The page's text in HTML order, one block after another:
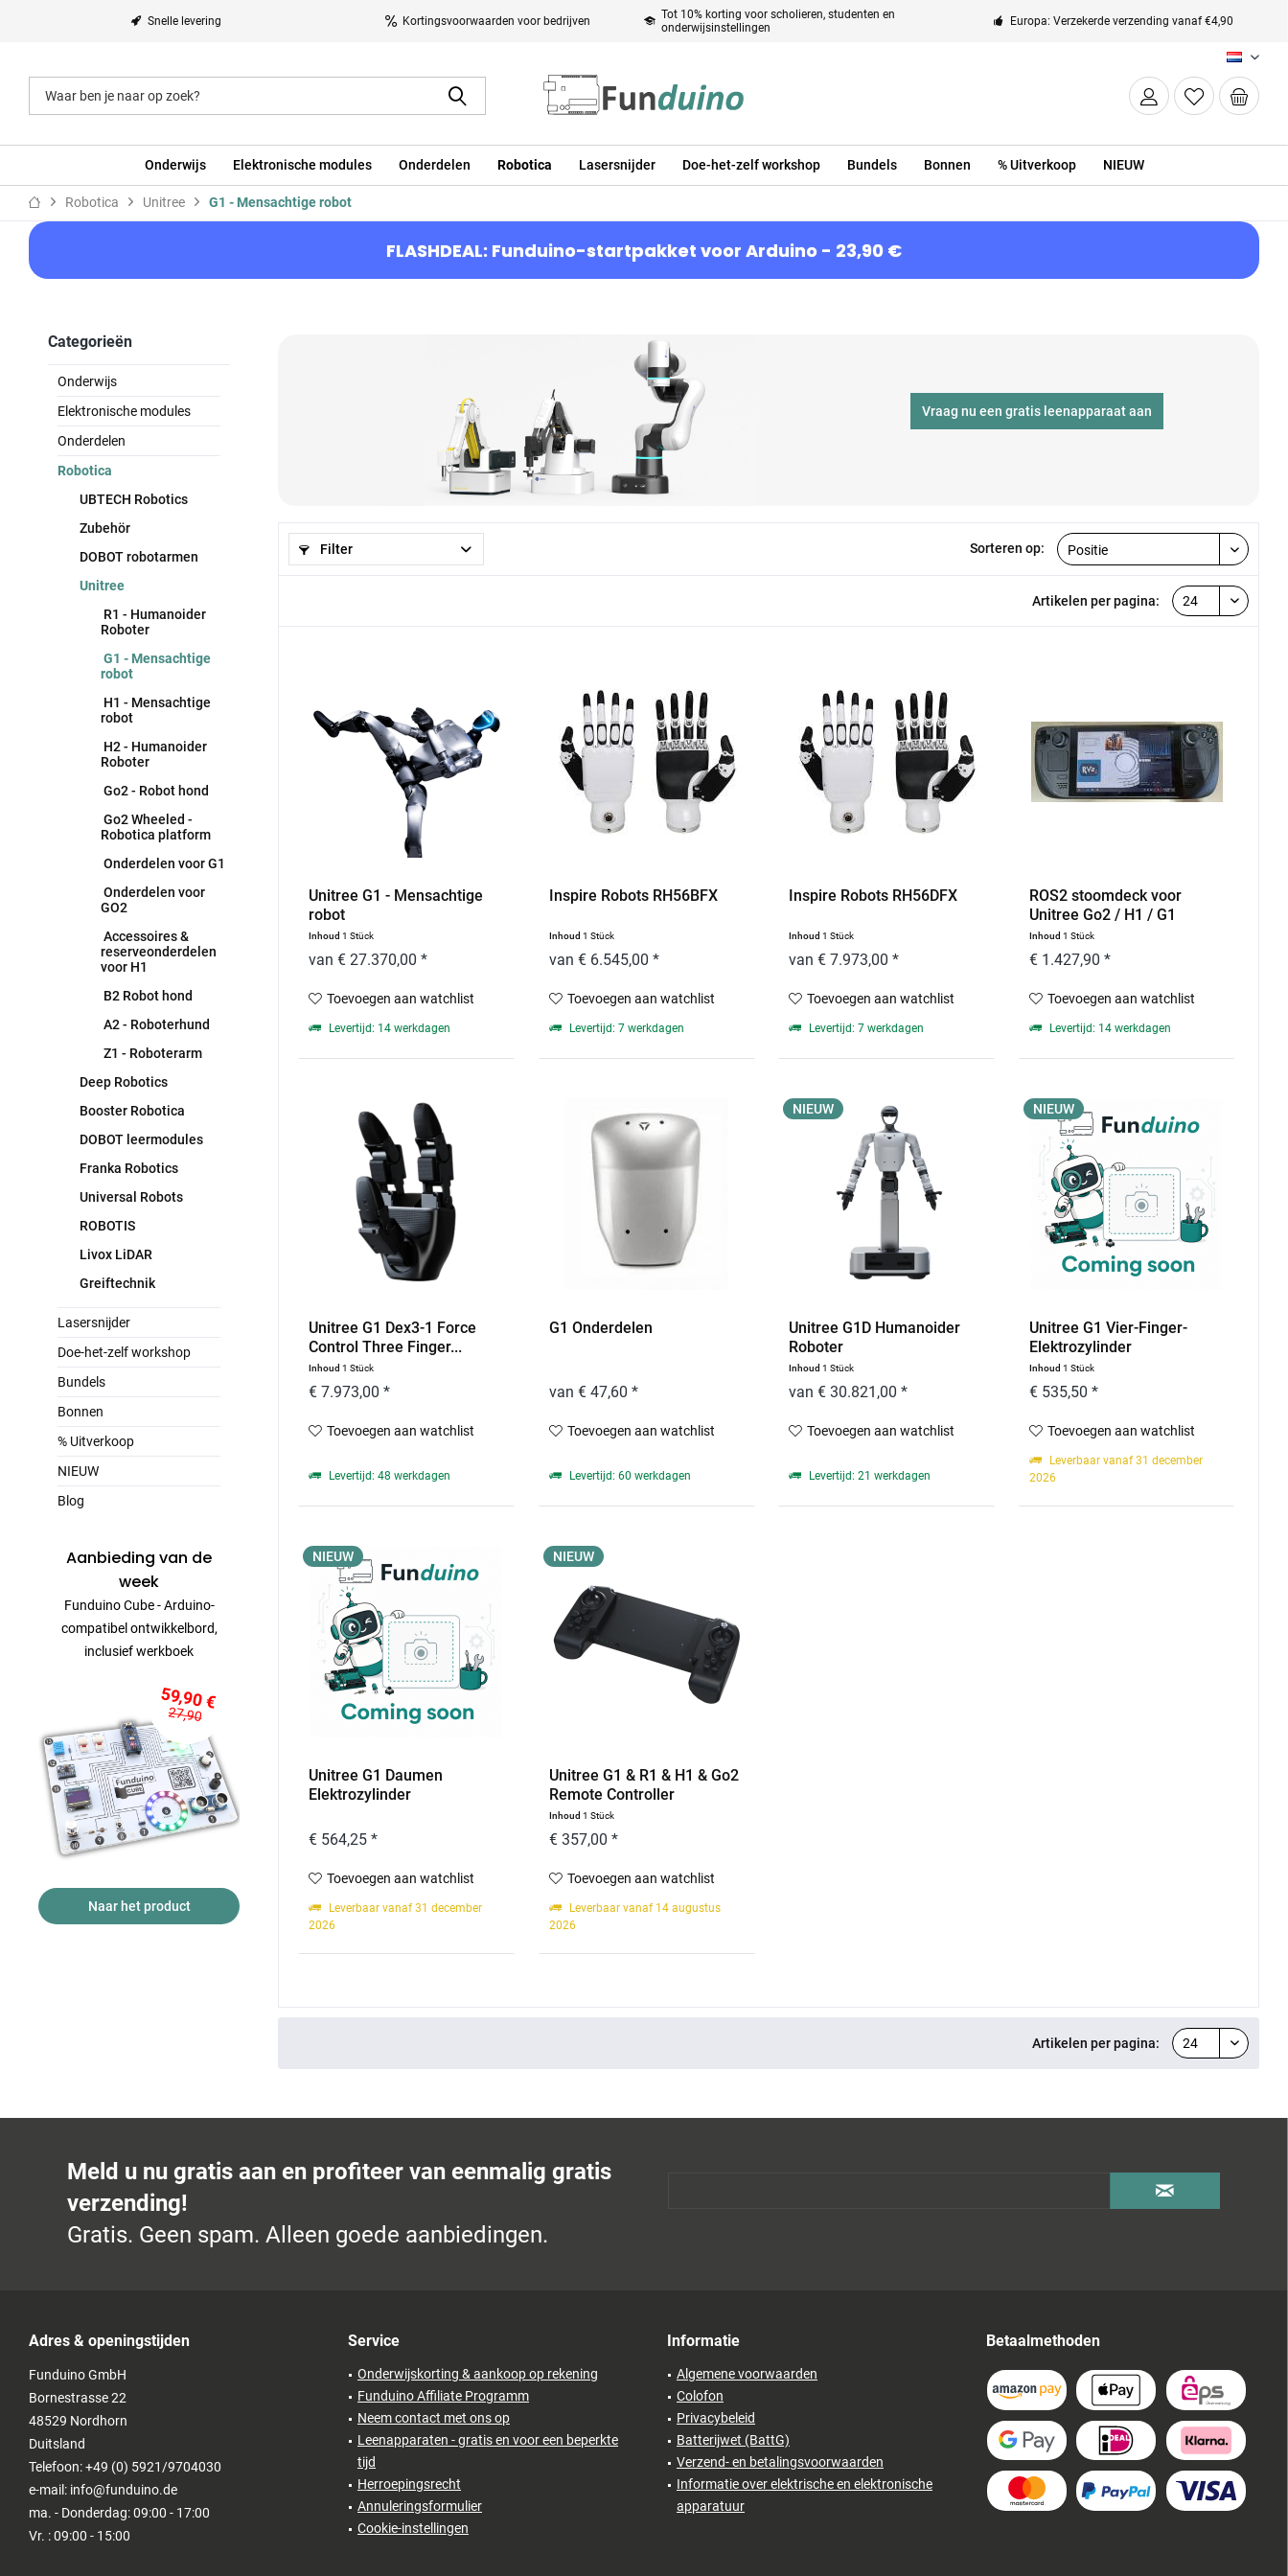
Snelle levering Kortingsvoorwaarden voor bedrijven
Tot 10% korting voor scholieren, studenten en
onderwijsinstellingen
Europa: Verzekerde verzending vanaf €4,90
NL
Onderwijs Elektronische modules Onderdelen Robotica Lasersnijder Doe-het-zelf workshop Bundels Bonnen % Uitverkoop NIEUW
Robotica Unitree G1 - Mensachtige robot
FLASHDEAL: Funduino-startpakket voor Arduino - 23,90 €
Categorieën
Onderwijs
Elektronische modules
Onderdelen
Robotica
UBTECH Robotics
Zubehör
DOBOT robotarmen
Unitree
R1 - Humanoider
Roboter
G1 - Mensachtige
robot
H1 - Mensachtige
robot
H2 - Humanoider
Roboter
Go2 - Robot hond
Go2 Wheeled -
Robotica platform
Onderdelen voor G1
Onderdelen voor
GO2
Accessoires &
reserveonderdelen
voor H1
B2 Robot hond
A2 - Roboterhund
Z1 - Roboterarm
Deep Robotics
Booster Robotica
DOBOT leermodules
Franka Robotics
Universal Robots
ROBOTIS
Livox LiDAR
Greiftechnik
Lasersnijder
Doe-het-zelf workshop
Bundels
Bonnen
% Uitverkoop
NIEUW
Blog
Aanbieding van de
week
Funduino Cube - Arduino-
compatibel ontwikkelbord,
inclusief werkboek
59,90 €
27,90
Naar het product
Vraag nu een gratis leenapparaat aan
Filter Sorteren op:
Artikelen per pagina:
Unitree G1 - Mensachtige
robot
Inhoud1 Stück
van € 27.370,00 *
Toevoegen aan watchlist
Levertijd: 14 werkdagen
Inspire Robots RH56BFX
Inhoud 1 Stück
van € 6.545,00 *
Toevoegen aan watchlist
Levertijd: 7 werkdagen
Inspire Robots RH56DFX
Inhoud1 Stück
van € 7.973,00 *
Toevoegen aan watchlist
Levertijd: 7 werkdagen
ROS2 stoomdeck voor
Unitree Go2 / H1 / G1
Inhoud 1 Stück
€ 1.427,90 *
Toevoegen aan watchlist
Levertijd: 14 werkdagen
Unitree G1 Dex3-1 Force
Control Three Finger...
Inhoud1 Stück
€ 7.973,00 *
Toevoegen aan watchlist
Levertijd: 48 werkdagen
G1 Onderdelen
van € 47,60 *
Toevoegen aan watchlist
Levertijd: 60 werkdagen
NIEUW
Unitree G1D Humanoider
Roboter
Inhoud1 Stück
van € 30.821,00 *
Toevoegen aan watchlist
Levertijd: 21 werkdagen
NIEUW
Unitree G1 Vier-Finger-
Elektrozylinder
Inhoud 1 Stück
€ 535,50 *
Toevoegen aan watchlist
Leverbaar vanaf 31 december
2026
NIEUW
Unitree G1 Daumen
Elektrozylinder
€ 564,25 *
Toevoegen aan watchlist
Leverbaar vanaf 31 december
2026
NIEUW
Unitree G1 & R1 & H1 & Go2
Remote Controller
Inhoud 1 Stück
€ 357,00 *
Toevoegen aan watchlist
Leverbaar vanaf 14 augustus
2026
Artikelen per pagina:
Meld u nu gratis aan en profiteer van eenmalig gratis
verzending!
Gratis. Geen spam. Alleen goede aanbiedingen.
Adres & openingstijden
Funduino GmbH
Bornestrasse 22
48529 Nordhorn
Duitsland
Telefoon: +49 (0) 5921/9704030
e-mail: info@funduino.de
ma. - Donderdag: 09:00 - 17:00
Vr. : 09:00 - 15:00
Service
Onderwijskorting & aankoop op rekening
Funduino Affiliate Programm
Neem contact met ons op
Leenapparaten - gratis en voor een beperkte
tijd
Herroepingsrecht
Annuleringsformulier
Cookie-instellingen
Informatie
Algemene voorwaarden
Colofon
Privacybeleid
Batterijwet (BattG)
Verzend- en betalingsvoorwaarden
Informatie over elektrische en elektronische
apparatuur
Betaalmethoden